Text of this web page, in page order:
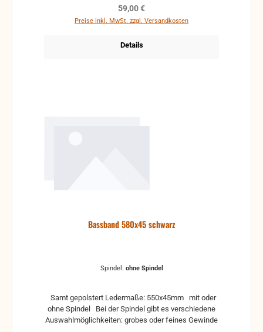
Regulärer Preis:
59,00 €
Preise inkl. MwSt. zzgl. Versandkosten
Details
Bassband 580x45 schwarz
Spindel: ohne Spindel
ohne Spindel Bei der Spindel gibt es verschiedene
Auswahlmöglichkeiten: grobes oder feines Gewinde